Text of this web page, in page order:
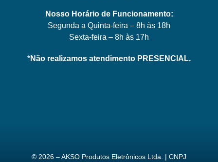
Nosso Horário de Funcionamento:
Segunda a Quinta-feira – 8h às 18h
Sexta-feira – 8h às 17h
*Não realizamos atendimento PRESENCIAL.
© 2026 – AKSO Produtos Eletrônicos Ltda. | CNPJ